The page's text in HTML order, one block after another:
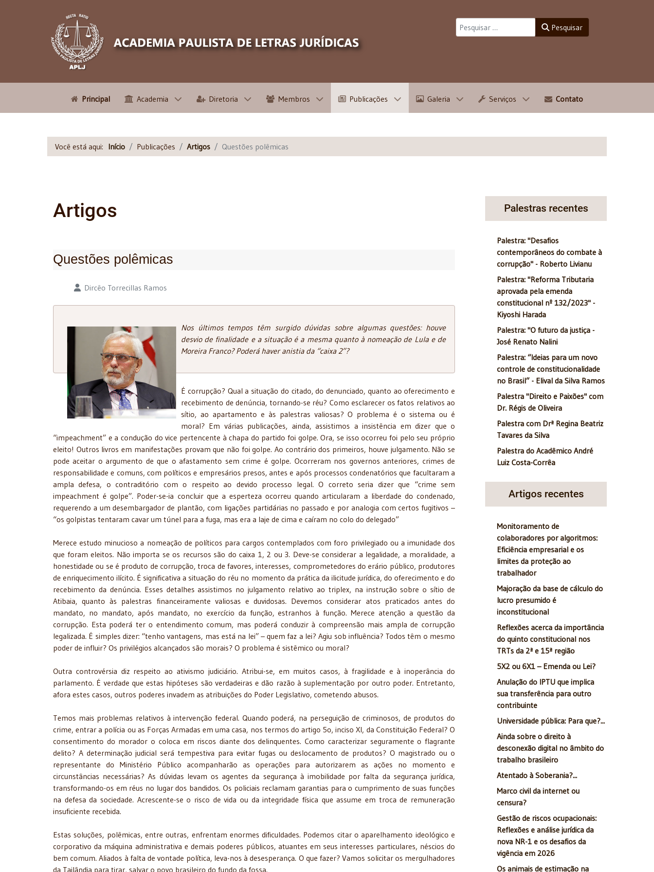
Pesquisar
Principal Academia Diretoria Membros Publicações Galeria Serviços Contato
Você está aqui: Início Publicações Artigos Questões polêmicas
Artigos
Questões polêmicas
Detalhes Dircêo Torrecillas Ramos
Nos últimos tempos têm surgido dúvidas sobre algumas questões: houve
desvio de finalidade e a situação é a mesma quanto à nomeação de Lula e de
Moreira Franco? Poderá haver anistia da “caixa 2”?
É corrupção? Qual a situação do citado, do denunciado, quanto ao oferecimento e
recebimento de denúncia, tornando-se réu? Como esclarecer os fatos relativos ao
sítio, ao apartamento e às palestras valiosas? O problema é o sistema ou é
moral? Em várias publicações, ainda, assistimos a insistência em dizer que o
“impeachment” e a condução do vice pertencente à chapa do partido foi golpe. Ora, se isso ocorreu foi pelo seu próprio
eleito! Outros livros em manifestações provam que não foi golpe. Ao contrário dos primeiros, houve julgamento. Não se
pode aceitar o argumento de que o afastamento sem crime é golpe. Ocorreram nos governos anteriores, crimes de
responsabilidade e comuns, com políticos e empresários presos, antes e após processos condenatórios que facultaram a
ampla defesa, o contraditório com o respeito ao devido processo legal. O correto seria dizer que “crime sem
impeachment é golpe”. Poder-se-ia concluir que a esperteza ocorreu quando articularam a liberdade do condenado,
requerendo a um desembargador de plantão, com ligações partidárias no passado e por analogia com certos fugitivos –
“os golpistas tentaram cavar um túnel para a fuga, mas era a laje de cima e caíram no colo do delegado”
Merece estudo minucioso a nomeação de políticos para cargos contemplados com foro privilegiado ou a imunidade dos
que foram eleitos. Não importa se os recursos são do caixa 1, 2 ou 3. Deve-se considerar a legalidade, a moralidade, a
honestidade ou se é produto de corrupção, troca de favores, interesses, comprometedores do erário público, produtores
de enriquecimento ilícito. É significativa a situação do réu no momento da prática da ilicitude jurídica, do oferecimento e do
recebimento da denúncia. Esses detalhes assistimos no julgamento relativo ao triplex, na instrução sobre o sítio de
Atibaia, quanto às palestras financeiramente valiosas e duvidosas. Devemos considerar atos praticados antes do
mandato, no mandato, após mandato, no exercício da função, estranhos à função. Merece atenção a questão da
corrupção. Esta poderá ter o entendimento comum, mas poderá conduzir à compreensão mais ampla de corrupção
legalizada. É simples dizer: “tenho vantagens, mas está na lei” – quem faz a lei? Agiu sob influência? Todos têm o mesmo
poder de influir? Os privilégios alcançados são morais? O problema é sistêmico ou moral?
Outra controvérsia diz respeito ao ativismo judiciário. Atribui-se, em muitos casos, à fragilidade e à inoperância do
parlamento. É verdade que estas hipóteses são verdadeiras e dão razão à suplementação por outro poder. Entretanto,
afora estes casos, outros poderes invadem as atribuições do Poder Legislativo, cometendo abusos.
Temos mais problemas relativos à intervenção federal. Quando poderá, na perseguição de criminosos, de produtos do
crime, entrar a polícia ou as Forças Armadas em uma casa, nos termos do artigo 5o, inciso XI, da Constituição Federal? O
consentimento do morador o coloca em riscos diante dos delinquentes. Como caracterizar seguramente o flagrante
delito? A determinação judicial será tempestiva para evitar fugas ou deslocamento de produtos? O magistrado ou o
representante do Ministério Público acompanharão as operações para autorizarem as ações no momento e
circunstâncias necessárias? As dúvidas levam os agentes da segurança à imobilidade por falta da segurança jurídica,
transformando-os em réus no lugar dos bandidos. Os policiais reclamam garantias para o cumprimento de suas funções
na defesa da sociedade. Acrescente-se o risco de vida ou da integridade física que assume em troca de remuneração
insuficiente recebida.
Estas soluções, polêmicas, entre outras, enfrentam enormes dificuldades. Podemos citar o aparelhamento ideológico e
corporativo da máquina administrativa e demais poderes públicos, atuantes em seus interesses particulares, néscios do
bem comum. Aliados à falta de vontade política, leva-nos à desesperança. O que fazer? Vamos solicitar os mergulhadores
da Tailândia para tirar, salvar o povo brasileiro do fundo da fossa.
Palestras recentes
Palestra: "Desafios
contemporâneos do combate à
corrupção" - Roberto Livianu
Palestra: "Reforma Tributaria
aprovada pela emenda
constitucional nº 132/2023" -
Kiyoshi Harada
Palestra: "O futuro da justiça -
José Renato Nalini
Palestra: “Ideias para um novo
controle de constitucionalidade
no Brasil” - Elival da Silva Ramos
Palestra "Direito e Paixões" com
Dr. Régis de Oliveira
Palestra com Drª Regina Beatriz
Tavares da Silva
Palestra do Acadêmico André
Luiz Costa-Corrêa
Artigos recentes
Monitoramento de
colaboradores por algoritmos:
Eficiência empresarial e os
limites da proteção ao
trabalhador
Majoração da base de cálculo do
lucro presumido é
inconstitucional
Reflexões acerca da importância
do quinto constitucional nos
TRTs da 2ª e 15ª região
5X2 ou 6X1 – Emenda ou Lei?
Anulação do IPTU que implica
sua transferência para outro
contribuinte
Universidade pública: Para que?...
Ainda sobre o direito à
desconexão digital no âmbito do
trabalho brasileiro
Atentado à Soberania?...
Marco civil da internet ou
censura?
Gestão de riscos ocupacionais:
Reflexões e análise jurídica da
nova NR-1 e os desafios da
vigência em 2026
Os animais de estimação na